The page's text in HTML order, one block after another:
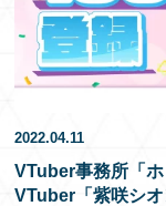
2022.04.11
VTuber事務所「
VTuber「紫咲シ